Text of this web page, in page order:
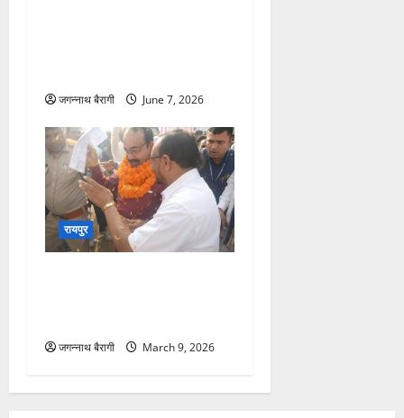
जलवायु परिवर्तन पर मंथन,
प्रतिभाओं और पर्यावरण प्रहरीयों
का हुआ सम्मान…
जगन्नाथ बैरागी June 7, 2026
संस्कृत शिक्षा अनिवार्य कराने
उपमुख्यमंत्री को ज्ञापन सौंपा…